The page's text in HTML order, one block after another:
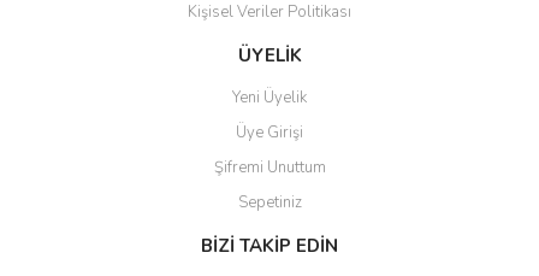
Gönder
Kişisel Veriler Politikası
ÜYELİK
Yeni Üyelik
Üye Girişi
Şifremi Unuttum
Sepetiniz
BİZİ TAKİP EDİN